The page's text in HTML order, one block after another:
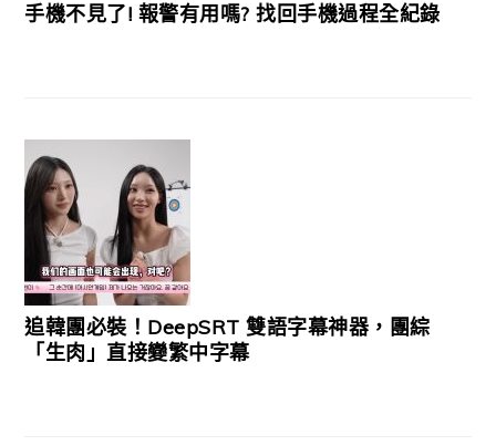
手機不見了! 報警有用嗎? 找回手機過程全紀錄
追韓團必裝！DeepSRT 雙語字幕神器，團綜
「生肉」直接變繁中字幕